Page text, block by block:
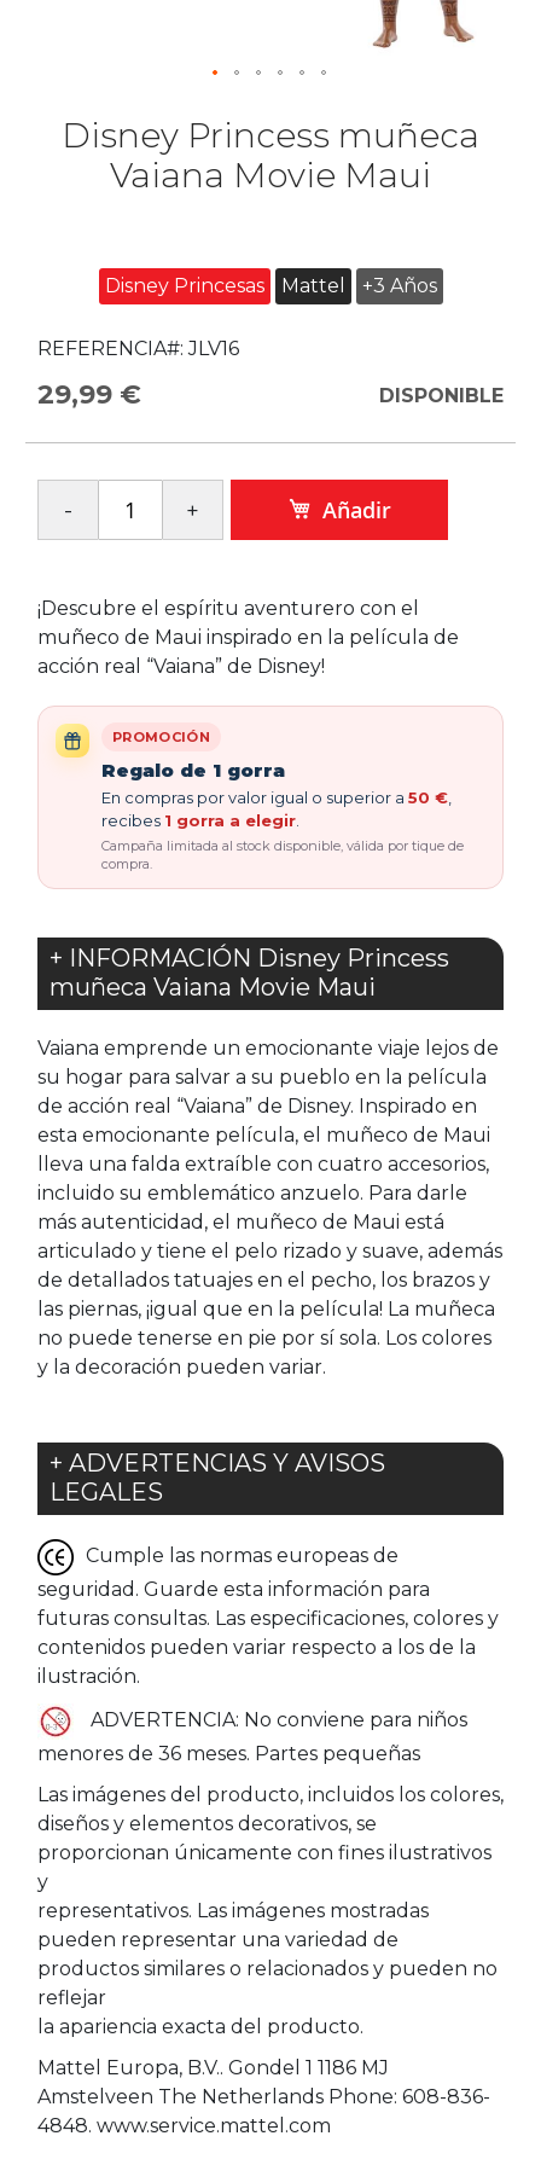
Disney Princess muñeca
Vaiana Movie Maui
Disney Princesas Mattel +3 Años
REFERENCIA#: JLV16
29,99 € DISPONIBLE
Añadir
¡Descubre el espíritu aventurero con el
muñeco de Maui inspirado en la película de
acción real “Vaiana” de Disney!
PROMOCIÓN
Regalo de 1 gorra
En compras por valor igual o superior a 50 €
recibes 1 gorra a elegir
Campaña limitada al stock disponible, válida por tique de
compra.
+ INFORMACIÓN Disney Princess
muñeca Vaiana Movie Maui
Vaiana emprende un emocionante viaje lejos de
su hogar para salvar a su pueblo en la película
de acción real “Vaiana” de Disney. Inspirado en
esta emocionante película, el muñeco de Maui
lleva una falda extraíble con cuatro accesorios,
incluido su emblemático anzuelo. Para darle
más autenticidad, el muñeco de Maui está
articulado y tiene el pelo rizado y suave, además
de detallados tatuajes en el pecho, los brazos y
las piernas, ¡igual que en la película! La muñeca
no puede tenerse en pie por sí sola. Los colores
y la decoración pueden variar.
+ ADVERTENCIAS Y AVISOS
LEGALES
Cumple las normas europeas de
seguridad. Guarde esta información para
futuras consultas. Las especificaciones, colores y
contenidos pueden variar respecto a los de la
ilustración.
ADVERTENCIA: No conviene para niños
menores de 36 meses. Partes pequeñas
Las imágenes del producto, incluidos los colores,
diseños y elementos decorativos, se
proporcionan únicamente con fines ilustrativos
y
representativos. Las imágenes mostradas
pueden representar una variedad de
productos similares o relacionados y pueden no
reflejar
la apariencia exacta del producto.
Mattel Europa, B.V.. Gondel 1 1186 MJ
Amstelveen The Netherlands Phone: 608-836-
4848. www.service.mattel.com